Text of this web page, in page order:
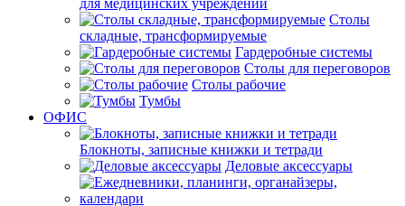
для медицинских учреждений
Столы
складные, трансформируемые
Гардеробные системы
Столы для переговоров
Столы рабочие
Тумбы
ОФИС
Блокноты, записные книжки и тетради
Деловые аксессуары